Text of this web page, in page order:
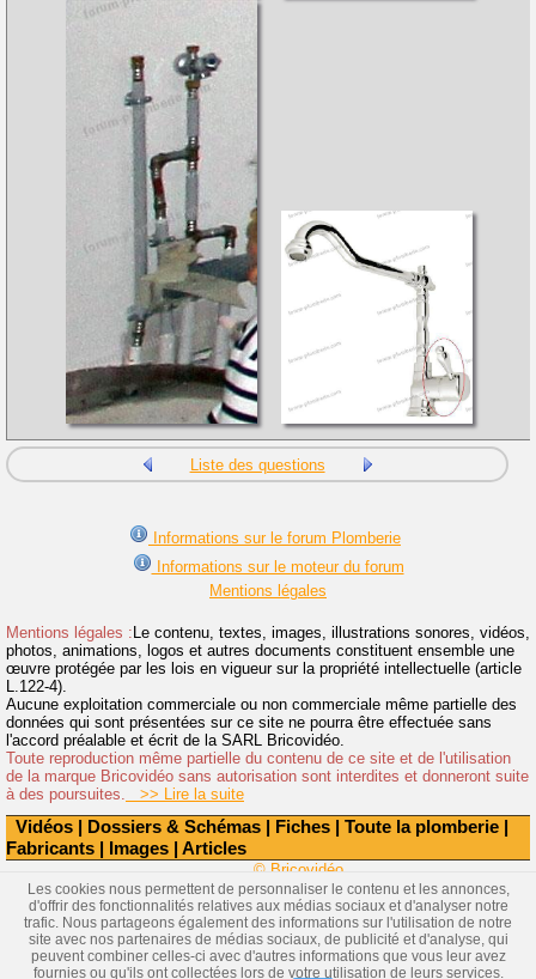
Vidéos | Dossiers & Schémas | Fiches | Toute la plomberie |
Fabricants | Images | Articles
Liste des questions
Informations sur le forum Plomberie
Informations sur le moteur du forum
Mentions légales
Mentions légales : Le contenu, textes, images, illustrations sonores, vidéos,
photos, animations, logos et autres documents constituent ensemble une
œuvre protégée par les lois en vigueur sur la propriété intellectuelle (article
L.122-4).
Aucune exploitation commerciale ou non commerciale même partielle des
données qui sont présentées sur ce site ne pourra être effectuée sans
l'accord préalable et écrit de la SARL Bricovidéo.
Toute reproduction même partielle du contenu de ce site et de l'utilisation
de la marque Bricovidéo sans autorisation sont interdites et donneront suite
à des poursuites.
>> Lire la suite
© Bricovidéo
Les cookies nous permettent de personnaliser le contenu et les annonces,
d'offrir des fonctionnalités relatives aux médias sociaux et d'analyser notre
trafic. Nous partageons également des informations sur l'utilisation de notre
site avec nos partenaires de médias sociaux, de publicité et d'analyse, qui
peuvent combiner celles-ci avec d'autres informations que vous leur avez
fournies ou qu'ils ont collectées lors de votre utilisation de leurs services.